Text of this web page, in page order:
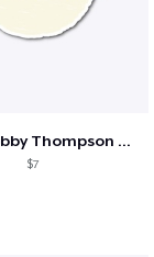
Shine - Bobby Thompson Band Merch
$7